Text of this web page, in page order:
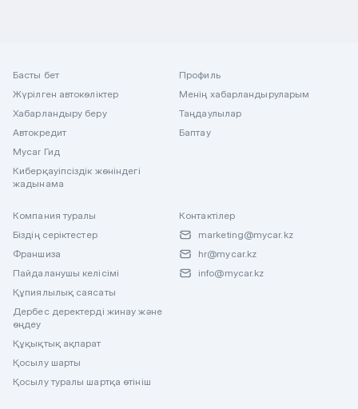
Басты бет
Жүрілген автокөліктер
Хабарландыру беру
Автокредит
Mycar Гид
Киберқауіпсіздік жөніндегі
жадынама
Профиль
Менің хабарландыруларым
Таңдаулылар
Баптау
Компания туралы
Біздің серіктестер
Франшиза
Пайдаланушы келісімі
Құпиялылық саясаты
Дербес деректерді жинау және
өңдеу
Құқықтық ақпарат
Қосылу шарты
Қосылу туралы шартқа өтініш
Контактілер
marketing@mycar.kz
hr@mycar.kz
info@mycar.kz